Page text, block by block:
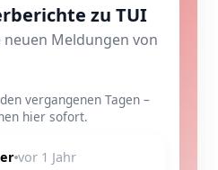
zu TUI
Meldungen von
vergangenen Tagen –
hier sofort.
vor 1 Jahr